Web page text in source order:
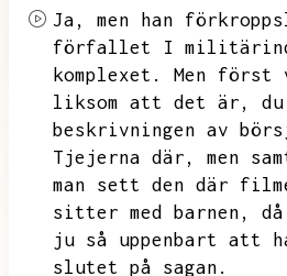
Ja, men han
förfallet I
komplexet. Men
liksom att det är,
beskrivningen av
Tjejerna där, men
man sett den där
sitter med barnen, då
ju så uppenbart att
slutet på sagan.